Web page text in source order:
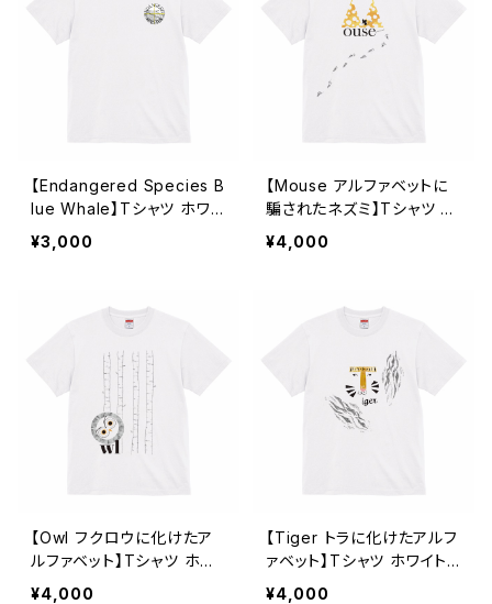
【Endangered Species B
lue Whale】Tシャツ ホワイ
ト ユニセックス
¥3,000
【Mouse アルファベットに
騙されたネズミ】Tシャツ ホ
ワイト ユニセックス
¥4,000
【Owl フクロウに化けたア
ルファベット】Tシャツ ホワ
イト ユニセックス
¥4,000
【Tiger トラに化けたアルフ
ァベット】Tシャツ ホワイト
ユニセックス
¥4,000